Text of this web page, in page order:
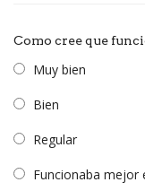
Como cree que
Muy bien
Bien
Regular
Funcionaba mejor